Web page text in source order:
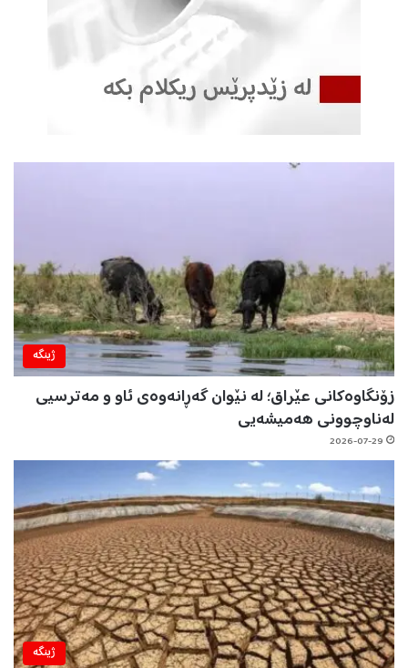
ژینگه‌
زۆنگاوەکانی عێراق؛ لە نێوان گەڕانەوەی ئاو و مەترسیی
لەناوچوونی هەمیشەیی
2026-07-29
ژینگه‌